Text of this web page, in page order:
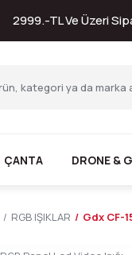
2999.-TL Ve Üzeri
ÇANTA DRONE &
RGB IŞIKLAR Gdx CF-